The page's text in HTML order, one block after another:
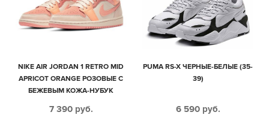
NIKE AIR JORDAN 1 RETRO MID
APRICOT ORANGE РОЗОВЫЕ С
БЕЖЕВЫМ КОЖА-НУБУК
7 390 руб.
PUMA RS-X ЧЕРНЫЕ-БЕЛЫЕ (35-
39)
6 590 руб.